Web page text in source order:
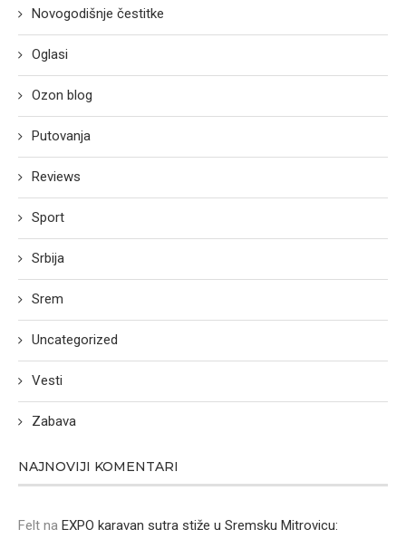
Novogodišnje čestitke
Oglasi
Ozon blog
Putovanja
Reviews
Sport
Srbija
Srem
Uncategorized
Vesti
Zabava
NAJNOVIJI KOMENTARI
Felt na EXPO karavan sutra stiže u Sremsku Mitrovicu: